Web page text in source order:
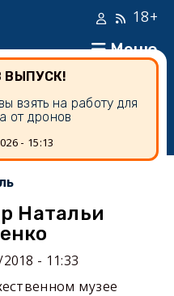
Меню
18+
ВЫПУСК!
взять на работу для
от дронов
- 15:13
Натальи
- 11:33
музее